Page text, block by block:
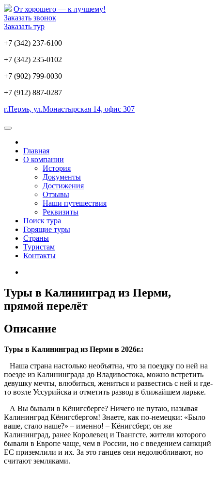
От хорошего — к лучшему!
Заказать звонок
Заказать тур
+7 (342) 237-6100
+7 (342) 235-0102
+7 (902) 799-0030
+7 (912) 887-0287
г.Пермь, ул.Монастырская 14, офис 307
Главная
О компании
История
Документы
Достижения
Отзывы
Наши путешествия
Реквизиты
Поиск тура
Горящие туры
Страны
Туристам
Контакты
Туры в Калининград из Перми,
прямой перелёт
Описание
Туры в Калининград из Перми в 2026г.:
Наша страна настолько необъятна, что за поездку по ней на
поезде из Калининграда до Владивостока, можно встретить
девушку мечты, влюбиться, жениться и развестись с ней и где-
то возле Уссурийска и отметить развод в ближайшем ларьке.
А Вы бывали в Кёнигсберге? Ничего не путаю, называя
Калининград Кёнигсбергом! Знаете, как по-немецки: «Было
ваше, стало наше?» – именно! – Кёнигсберг, он же
Калининград, ранее Королевец и Твангсте, жители которого
бывали в Европе чаще, чем в России, но с введением санкций
ЕС приземлили и их. За это ганцев они недолюбливают, но
считают земляками.